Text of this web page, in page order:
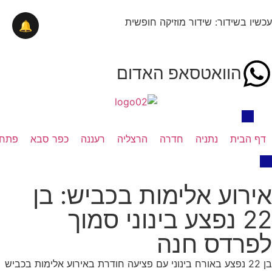
עכשיו בשידור: שידור מוזיקה חופשית
הוואטסאפ האדום
דף הבית נתניה חדרה הרצליה רעננה כפר סבא
אירוע אלימות בכביש: בן
22 נפצע בינוני סמוך
לפרדס חנה
בן 22 נפצע באורח בינוני עם פציעה חודרת באירוע אלימות בכביש
🔔